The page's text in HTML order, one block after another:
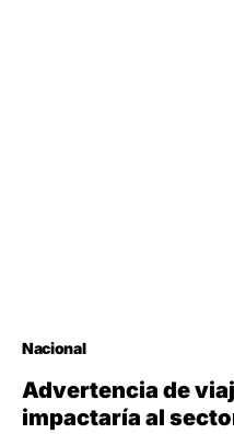
Nacional
Advertencia de
impactaría al